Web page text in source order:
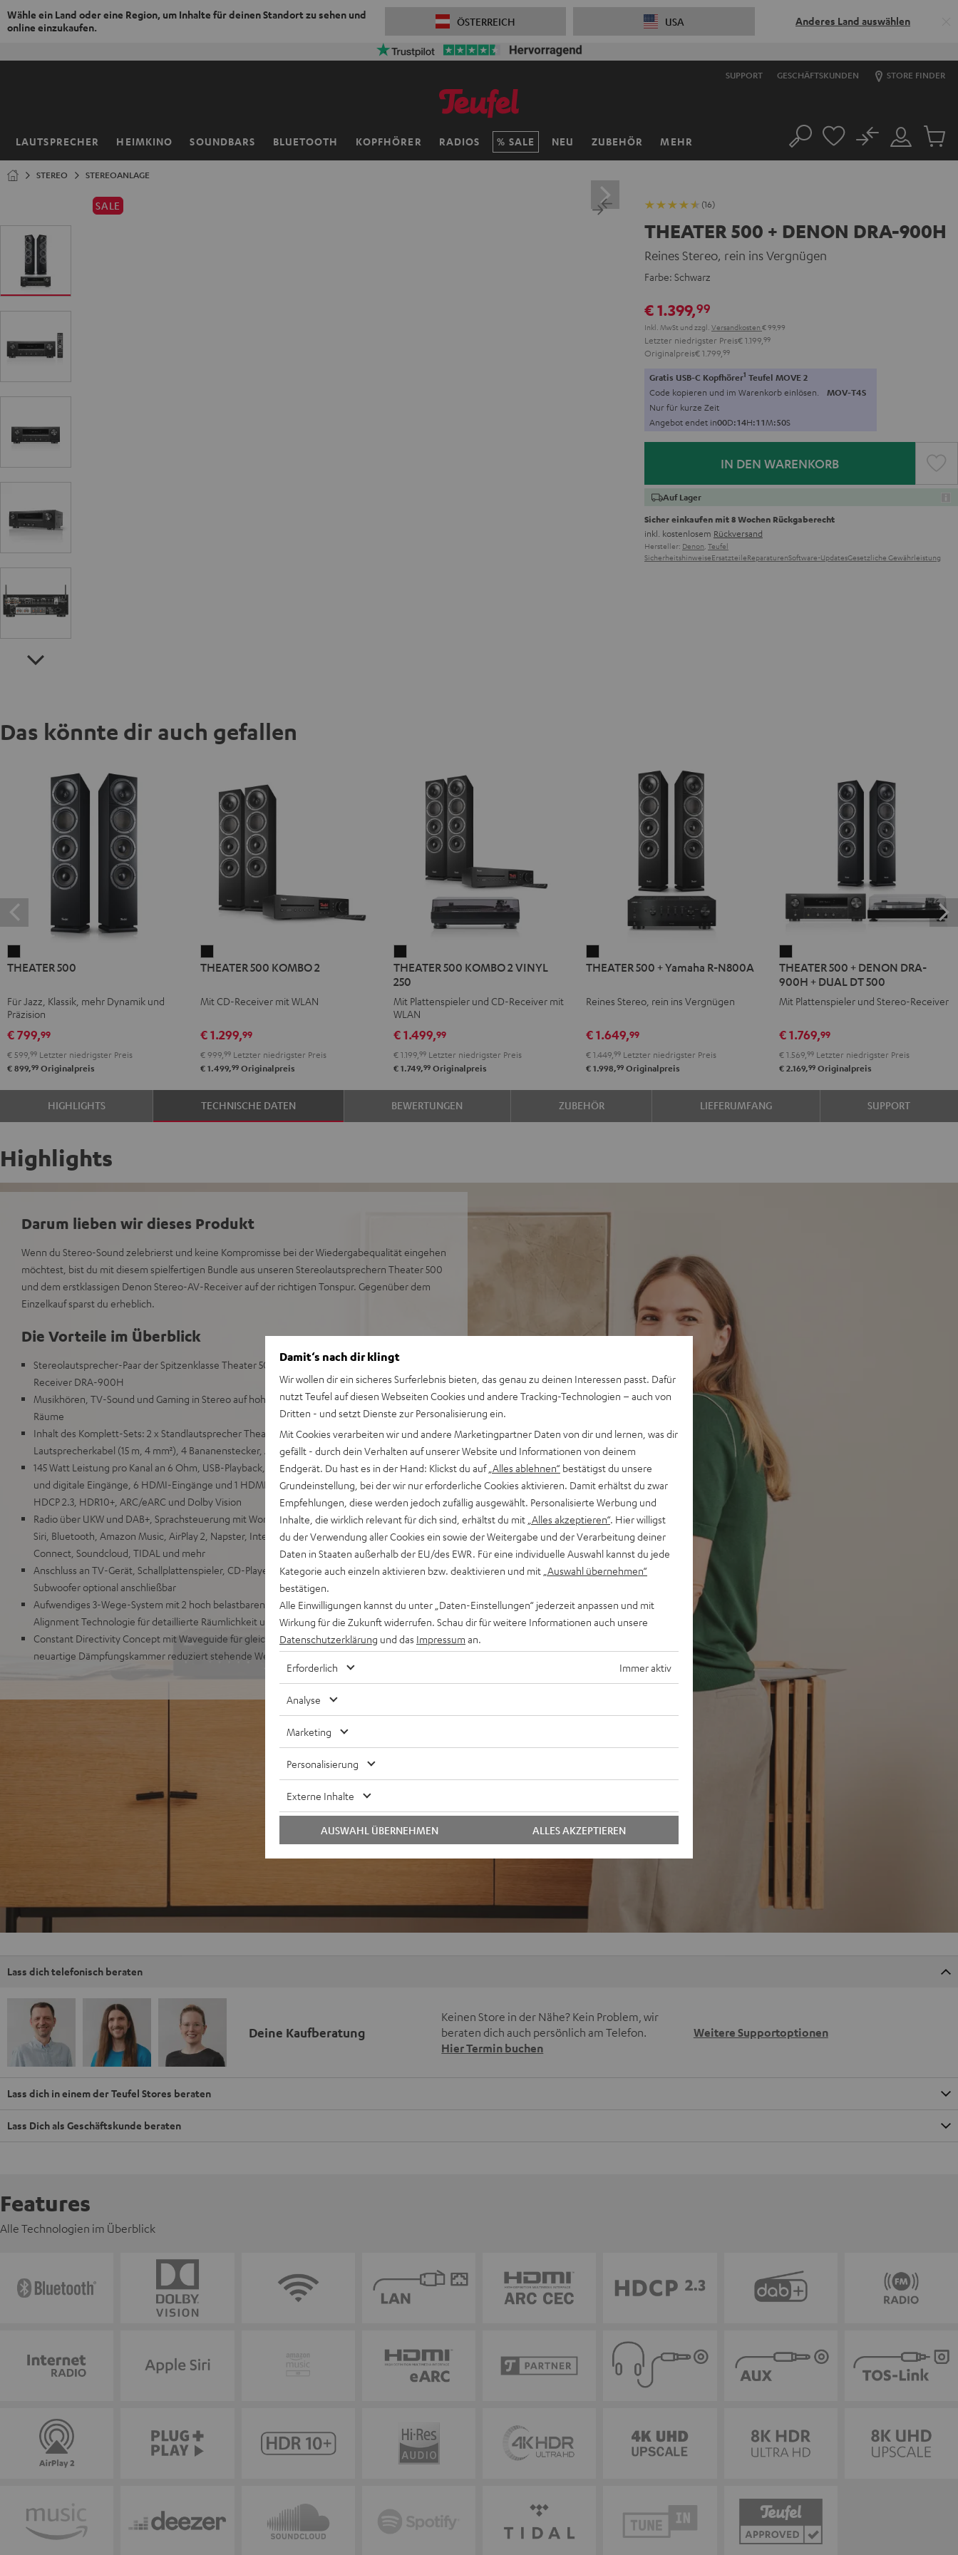
Wähle ein Land oder eine Region, um Inhalte für deinen Standort zu sehen und
online einzukaufen.
ÖSTERREICH USA Anderes Land auswählen
SUPPORT GESCHÄFTSKUNDEN STORE FINDER
LAUTSPRECHER HEIMKINO SOUNDBARS BLUETOOTH KOPFHÖRER RADIOS SALE NEU ZUBEHÖR MEHR
Startseite Suche
Mein
Konto
No
Artikel
STEREO STEREOANLAGE
SALE (16)
THEATER 500 + DENON DRA-900H
Reines Stereo, rein ins Vergnügen
Farbe: Schwarz
€ 1.399,99
Inkl. MwSt und zzgl. Versandkosten € 99,99
Letzter niedrigster Preis€ 1.199, 99
Originalpreis€ 1.799, 99
Gratis USB-C Kopfhörer1 Teufel MOVE 2
Code kopieren und im Warenkorb einlösen. MOV-T4S
Nur für kurze Zeit
Angebot endet in00D:14H:11M:49S
IN DEN WARENKORB
Auf Lager
Sicher einkaufen mit 8 Wochen Rückgaberecht
inkl. kostenlosem Rückversand
Hersteller: Denon, Teufel
SicherheitshinweiseErsatzteileReparaturenSoftware-UpdatesGesetzliche Gewährleistung
Das könnte dir auch gefallen
500
THEATER 500
Für Jazz, Klassik, mehr Dynamik und
Präzision
€ 799,99
€ 599, 99 Letzter niedrigster Preis
€ 899,99 Originalpreis
500
2
THEATER 500 KOMBO 2
Mit CD-Receiver mit WLAN
€ 1.299,99
€ 999, 99Letzter niedrigster Preis
€ 1.499,99Originalpreis
500
KOMBO
2
VINYL
250
Schwarz
THEATER 500 KOMBO 2 VINYL
250
Mit Plattenspieler und CD-Receiver mit
WLAN
€ 1.499,99
€ 1.199, 99Letzter niedrigster Preis
€ 1.749,99Originalpreis
500
Yamaha
N800A
Schwarz
THEATER 500 + Yamaha R-N800A
Reines Stereo, rein ins Vergnügen
€ 1.649,99
€ 1.449,99 Letzter niedrigster Preis
€ 1.998,99 Originalpreis
500
+
DENON
900H
+
DUAL
DT
Schwarz
THEATER 500 + DENON DRA-
900H + DUAL DT 500
Mit Plattenspieler und Stereo-Receiver
€ 1.769,99
€ 1.569,99 Letzter niedrigster Preis
€ 2.169,99 Originalpreis
HIGHLIGHTS TECHNISCHE DATEN BEWERTUNGEN ZUBEHÖR LIEFERUMFANG SUPPORT
Highlights
Darum lieben wir dieses Produkt
Wenn du Stereo-Sound zelebrierst und keine Kompromisse bei der Wiedergabequalität eingehen
möchtest, bist du mit diesem spielfertigen Bundle aus unseren Stereolautsprechern Theater 500
und dem erstklassigen Denon Stereo-AV-Receiver auf der richtigen Tonspur. Gegenüber dem
Einzelkauf sparst du erheblich.
Die Vorteile im Überblick
Stereolautsprecher-Paar der Spitzenklasse Theater 500 mit Denon Stereo-AV-Netzwerk-
Receiver DRA-900H
Musikhören, TV-Sound und Gaming in Stereo auf hohem Niveau, geeignet auch für größere
Räume
Inhalt des Komplett-Sets: 2 x Standlautsprecher Theater 500, Denon DRA-900H,
Lautsprecherkabel (15 m, 4 mm²), 4 Bananenstecker, Antennen, Stromkabel, Fernbedienung
145 Watt Leistung pro Kanal an 6 Ohm, USB-Playback, Phono-Eingang sowie weitere analoge
und digitale Eingänge, 6 HDMI-Eingänge und 1 HDMI Ausgang mit Unterstützung für 8K, 3D,
HDCP 2.3, HDR10+, ARC/eARC und Dolby Vision
Radio über UKW und DAB+, Sprachsteuerung mit Works with Alexa, Google Assistant, Apple
Siri, Bluetooth, Amazon Music, AirPlay 2, Napster, Internetradio via TuneIn, Deezer, Spotify
Connect, Soundcloud, TIDAL und mehr
Anschluss an TV-Gerät, Schallplattenspieler, CD-Player, Spielekonsole, TV-Receiver und mehr,
Subwoofer optional anschließbar
Aufwendiges 3-Wege-System mit 2 hoch belastbaren Tieftönern für extremen Tiefbass, Time
Alignment Technologie für detaillierte Räumlichkeit und Durchzeichnung
Constant Directivity Concept mit Waveguide für gleichen Klang an jeder Hörposition,
neuartige Dämpfungskammer reduziert stehende Wellen und störende Resonanzen
Lass dich telefonisch beraten
Deine Kaufberatung
Keinen Store in der Nähe? Kein Problem, wir
beraten dich auch persönlich am Telefon.
Hier Termin buchen
Weitere Supportoptionen
Lass dich in einem der Teufel Stores beraten
Lass Dich als Geschäftskunde beraten
Features
Alle Technologien im Überblick
Damit‘s nach dir klingt
Wir wollen dir ein sicheres Surferlebnis bieten, das genau zu deinen Interessen passt. Dafür
nutzt Teufel auf diesen Webseiten Cookies und andere Tracking-Technologien – auch von
Dritten - und setzt Dienste zur Personalisierung ein.
Mit Cookies verarbeiten wir und andere Marketingpartner Daten von dir und lernen, was dir
gefällt - durch dein Verhalten auf unserer Website und Informationen von deinem
Endgerät. Du hast es in der Hand: Klickst du auf „Alles ablehnen“ bestätigst du unsere
Grundeinstellung, bei der wir nur erforderliche Cookies aktivieren. Damit erhältst du zwar
Empfehlungen, diese werden jedoch zufällig ausgewählt. Personalisierte Werbung und
Inhalte, die wirklich relevant für dich sind, erhältst du mit „Alles akzeptieren“. Hier willigst
du der Verwendung aller Cookies ein sowie der Weitergabe und der Verarbeitung deiner
Daten in Staaten außerhalb der EU/des EWR. Für eine individuelle Auswahl kannst du jede
Kategorie auch einzeln aktivieren bzw. deaktivieren und mit „Auswahl übernehmen“
bestätigen.
Alle Einwilligungen kannst du unter „Daten-Einstellungen“ jederzeit anpassen und mit
Wirkung für die Zukunft widerrufen. Schau dir für weitere Informationen auch unsere
Datenschutzerklärung und das Impressum an.
Erforderlich Immer aktiv
Analyse
Marketing
Personalisierung
Externe Inhalte
ALLES AKZEPTIEREN
AUSWAHL ÜBERNEHMEN